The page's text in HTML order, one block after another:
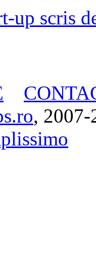
up scris
, 2007-